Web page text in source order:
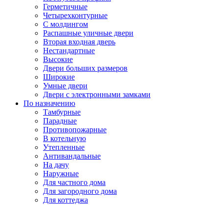
Герметичные
Четырехконтурные
С молдингом
Распашные уличные двери
Вторая входная дверь
Нестандартные
Высокие
Двери больших размеров
Широкие
Умные двери
Двери с электронными замками
По назначению
Тамбурные
Парадные
Противопожарные
В котельную
Утепленные
Антивандальные
На дачу
Наружные
Для частного дома
Для загородного дома
Для коттеджа